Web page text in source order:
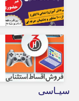
سیـاسی